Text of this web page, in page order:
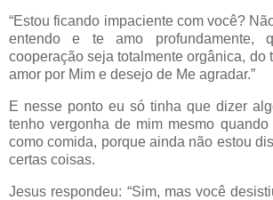
“Estou ficando impaciente com você?
entendo e te amo profundamente,
cooperação seja totalmente orgânica, do
amor por Mim e desejo de Me agradar.”
E nesse ponto eu só tinha que dizer
tenho vergonha de mim mesmo
como comida, porque ainda não estou
certas coisas.
Jesus respondeu: “Sim, mas você